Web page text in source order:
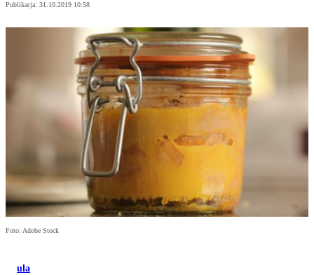
Publikacja: 31.10.2019 10:58
Foto: Adobe Stock
ula